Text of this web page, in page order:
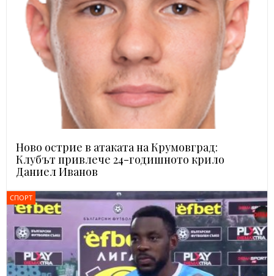
Ново острие в атаката на Крумовград:
Клубът привлече 24-годишното крило
Даниел Иванов
СПОРТ